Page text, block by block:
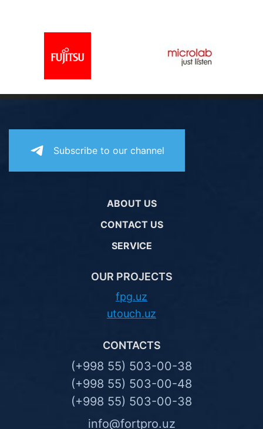
Subscribe to our channel
ABOUT US
CONTACT US
SERVICE
OUR PROJECTS
fpg.uz
utouch.uz
CONTACTS
(+998 55) 503-00-38
(+998 55) 503-00-48
(+998 55) 503-00-38
info@fortpro.uz